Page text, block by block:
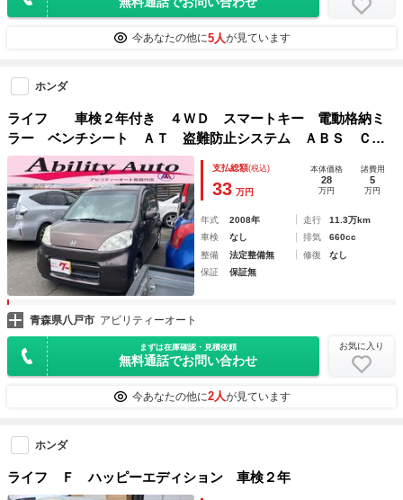
今あなたの他に5人が見ています
ホンダ
ライフ 車検２年付き ４ＷＤ スマートキー 電動格納ミ
ラー ベンチシート ＡＴ 盗難防止システム ＡＢＳ Ｃ
Ｄ ミュージックプレイヤー接続可 アルミホイール 衝突安
全ボディ エアコン パワーステアリング
支払総額(税込)
33 万円
本体価格
28
万円
諸費用
5
万円
年式 2008年 走行
11.3万km
車検
なし 排気
660cc
整備
法定整備無 修復
なし
保証
保証無
青森県八戸市 アビリティーオート
まずは在庫確認・見積依頼
無料通話でお問い合わせ
お気に入り
今あなたの他に2人が見ています
ホンダ
ライフ Ｆ ハッピーエディション 車検２年